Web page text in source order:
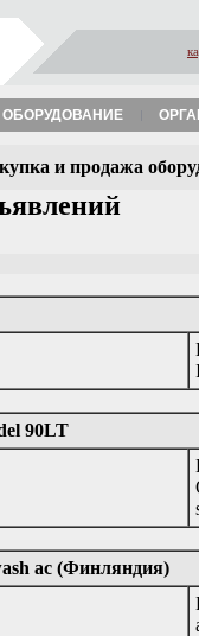
ОБОРУДОВАНИЕ
и продажа
90LT
ac (Финляндия)